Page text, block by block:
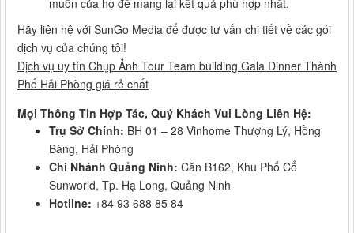
muốn của họ để mang lại kết quả phù hợp nhất.
Hãy liên hệ với SunGo Media để được tư vấn chi tiết về các gói
dịch vụ của chúng tôi!
Dịch vụ uy tín Chụp Ảnh Tour Team building Gala Dinner Thành
Phố Hải Phòng giá rẻ chất
Mọi Thông Tin Hợp Tác, Quý Khách Vui Lòng Liên Hệ:
Trụ Sở Chính: BH 01 – 28 Vinhome Thượng Lý, Hồng
Bàng, Hải Phòng
Chi Nhánh Quảng Ninh: Căn B162, Khu Phố Cổ
Sunworld, Tp. Hạ Long, Quảng Ninh
Hotline: +84 93 688 85 84